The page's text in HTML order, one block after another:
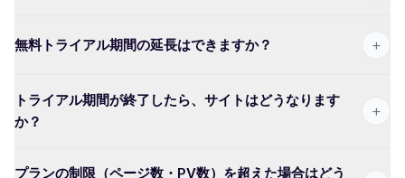
無料トライアル期間の延長はできますか？ +
トライアル期間が終了したら、サイトはどうなります
か？
+
プランの制限（ページ数・PV数）を超えた場合はどう